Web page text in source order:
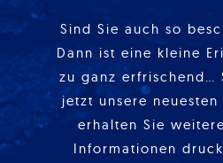
Sind Sie auch so
Dann ist eine kleine
zu ganz erfrischend…
jetzt unsere
erhalten Sie
Informationen